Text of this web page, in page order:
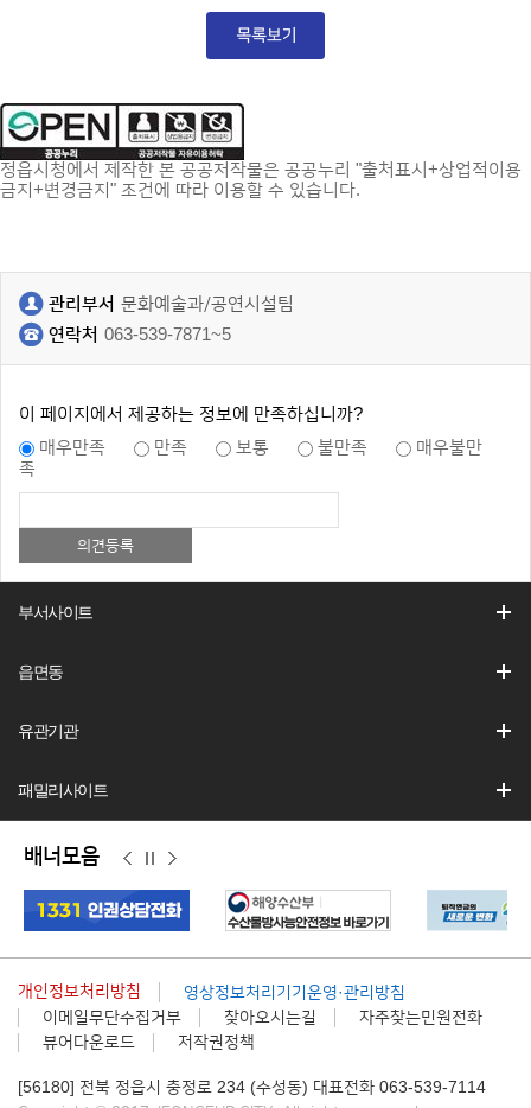
정읍시청에서 제작한 본 공공저작물은 공공누리 "출처표시+상업적이용
금지+변경금지" 조건에 따라 이용할 수 있습니다.
관리부서 문화예술과/공연시설팀
연락처 063-539-7871~5
이 페이지에서 제공하는 정보에 만족하십니까?
매우만족
만족 보통 불만족
매우불만
족
부서사이트
읍면동
유관기관
패밀리사이트
배너모음
이
전
정
지
다
음
개인정보처리방침
영상정보처리기기운영·관리방침
이메일무단수집거부
찾아오시는길
자주찾는민원전화
뷰어다운로드
저작권정책
[56180] 전북 정읍시 충정로 234 (수성동) 대표전화 063-539-7114